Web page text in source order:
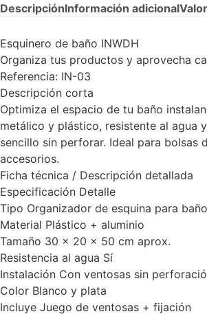
DescripciónInformación adicional
Esquinero de baño INWDH
Organiza tus productos y aprovecha
Referencia: IN-03
Descripción corta
Optimiza el espacio de tu baño
metálico y plástico, resistente al agua
sencillo sin perforar. Ideal para bolsas
accesorios.
Ficha técnica / Descripción detallada
Especificación Detalle
Tipo Organizador de esquina para baño
Material Plástico + aluminio
Tamaño 30 x 20 x 50 cm aprox.
Resistencia al agua Sí
Instalación Con ventosas sin
Color Blanco y plata
Incluye Juego de ventosas + fijación